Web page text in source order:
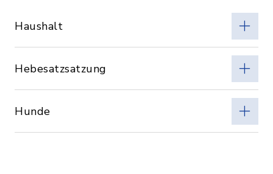
Haushalt
Hebesatzsatzung
Hunde